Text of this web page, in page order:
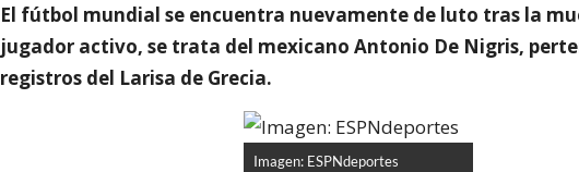
El fútbol mundial se encuentra nuevamente de luto tras la
jugador activo, se trata del mexicano Antonio De Nigris,
registros del Larisa de Grecia.
Imagen: ESPNdeportes